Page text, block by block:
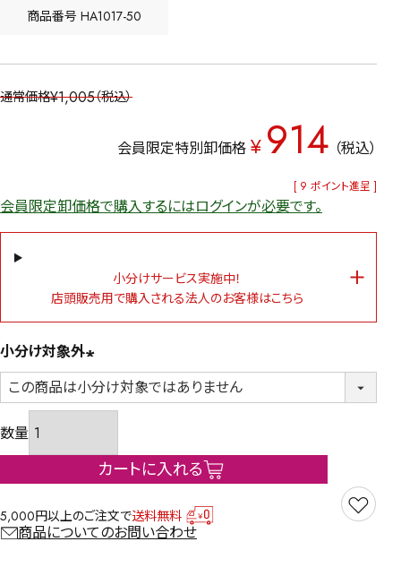
商品番号 HA1017-50
通常価格¥1,005 税込
会員限定特別卸価格 ¥ 914 税込
[ 9 ポイント進呈 ]
会員限定卸価格で購入するにはログインが必要です。
小分けサービス実施中！
店頭販売用で購入される法人のお客様はこちら
小分け対象外
(必
須)
カートに入れる
5,000円以上のご注文で送料無料
商品についてのお問い合わせ